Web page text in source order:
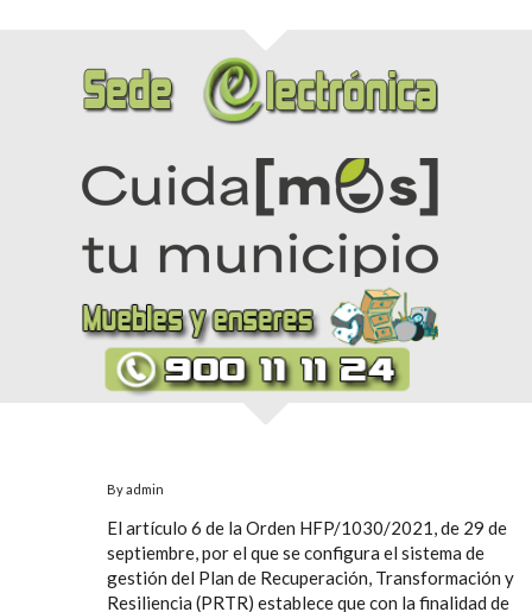
By admin
El artículo 6 de la Orden HFP/1030/2021, de 29 de
septiembre, por el que se configura el sistema de
gestión del Plan de Recuperación, Transformación y
Resiliencia (PRTR) establece que con la finalidad de